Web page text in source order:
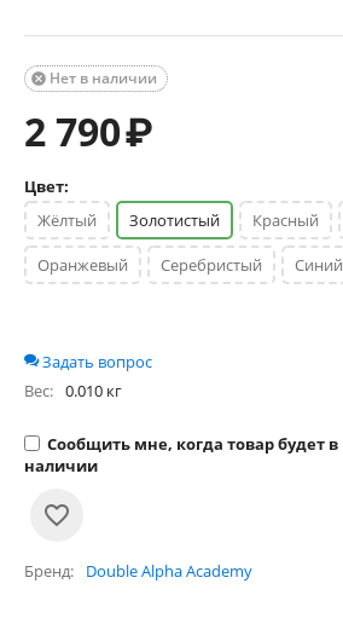
Нет в наличии

2 790₽
Цвет:
Жёлтый
Золотистый Красный
Оранжевый Серебристый Синий
Задать вопрос
Вес: 0.010 кг
Сообщить мне, когда товар будет в
наличии
Бренд Double Alpha Academy